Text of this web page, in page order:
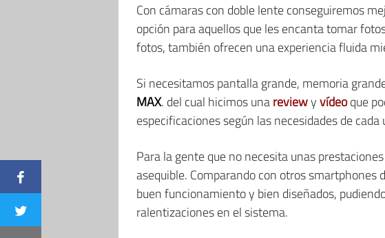
Con cámaras con doble lente conseguiremos
opción para aquellos que les encanta tomar
fotos, también ofrecen una experiencia fluida
Si necesitamos pantalla grande, memoria
MAX. del cual hicimos unareviewyvídeoque
especificaciones según las necesidades de cada
Para la gente que no necesita unas
asequible. Comparando con otros
buen funcionamiento y bien diseñados,
ralentizaciones en el sistema.